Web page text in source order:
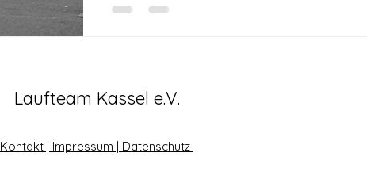
Laufteam Kassel e.V.
Kontakt | Impressum | Datenschutz